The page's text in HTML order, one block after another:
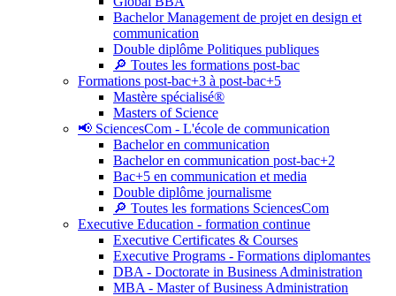
Bachelor Management de projet en design et
communication
Double diplôme Politiques publiques
🔎 Toutes les formations post-bac
Formations post-bac+3 à post-bac+5
Mastère spécialisé®
Masters of Science
📢 SciencesCom - L'école de communication
Bachelor en communication
Bachelor en communication post-bac+2
Bac+5 en communication et media
Double diplôme journalisme
🔎 Toutes les formations SciencesCom
Executive Education - formation continue
Executive Certificates & Courses
Executive Programs - Formations diplomantes
DBA - Doctorate in Business Administration
MBA - Master of Business Administration